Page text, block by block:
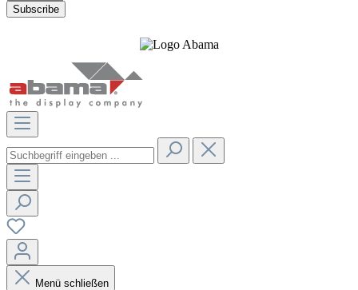
Menü schließen